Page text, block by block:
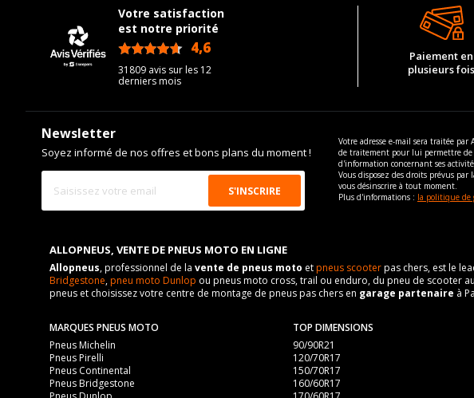
Votre satisfaction
est notre priorité
4,6
31809 avis sur les 12
derniers mois
Paiement en
plusieurs fois
Newsletter
Soyez informé de nos offres et bons plans du moment !
Votre adresse e-mail sera traitée
de traitement pour lui permettre de
d'information concernant ses
Vous disposez des droits prévus
vous désinscrire à tout moment.
Plus d'informations : la politique de
ALLOPNEUS, VENTE DE PNEUS MOTO EN LIGNE
Allopneus, professionnel de la vente de pneus moto etpneus scooterpas chers, est le
Bridgestone,pneu moto Dunlop ou pneus moto cross, trail ou enduro, du pneu de scooter
pneus et choisissez votre centre de montage de pneus pas chers en garage partenaire à
MARQUES PNEUS MOTO
Pneus Michelin
Pneus Pirelli
Pneus Continental
Pneus Bridgestone
TOP DIMENSIONS
90/90R21
120/70R17
150/70R17
160/60R17